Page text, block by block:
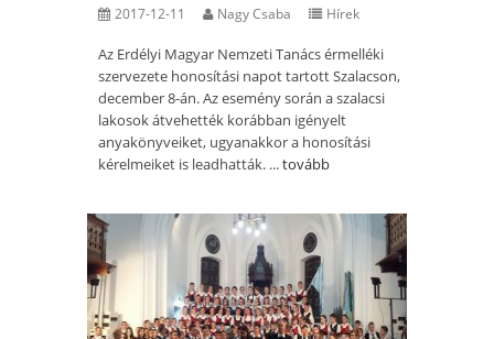
2017-12-11 Nagy Csaba Hírek
Az Erdélyi Magyar Nemzeti Tanács érmelléki
szervezete honosítási napot tartott Szalacson,
december 8-án. Az esemény során a szalacsi
lakosok átvehették korábban igényelt
anyakönyveiket, ugyanakkor a honosítási
kérelmeiket is leadhatták. ...tovább